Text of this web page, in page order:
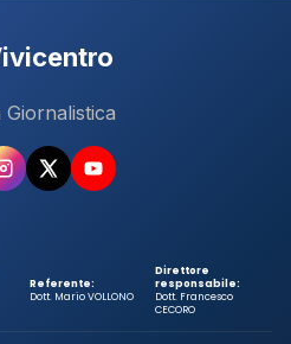
Giornalistica
Referente:
Dott. Mario VOLLONO
Direttore
responsabile:
Dott. Francesco
CECORO